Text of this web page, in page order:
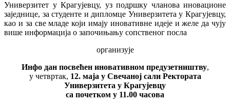
Универзитет у Крагујевцу, уз подршку чланова иновационе
заједнице, за студенте и дипломце Универзитета у Крагујевцу,
као и за све младе који имају иновативне идеје и желе да чују
више информација о започињању сопственог посла
организује
Инфо дан посвећен иновативном предузетништву,
у четвртак, 12. маја у Свечаној сали Ректората
Универзитета у Крагујевцу
са почетком у 11.00 часова